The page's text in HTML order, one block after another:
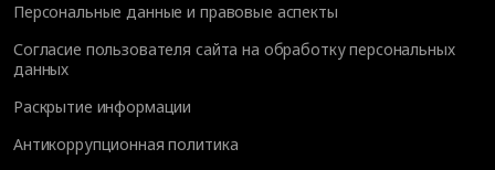
Персональные данные и правовые аспекты
Согласие пользователя сайта на обработку персональных
данных
Раскрытие информации
Антикоррупционная политика